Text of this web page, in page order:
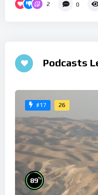
2 0
Podcasts
#17 26
89%